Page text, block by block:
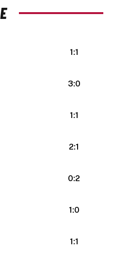
1:1
3:0
1:1
2:1
0:2
1:0
1:1